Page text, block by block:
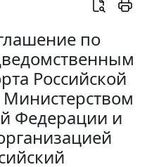
по
Российской
Федерации и